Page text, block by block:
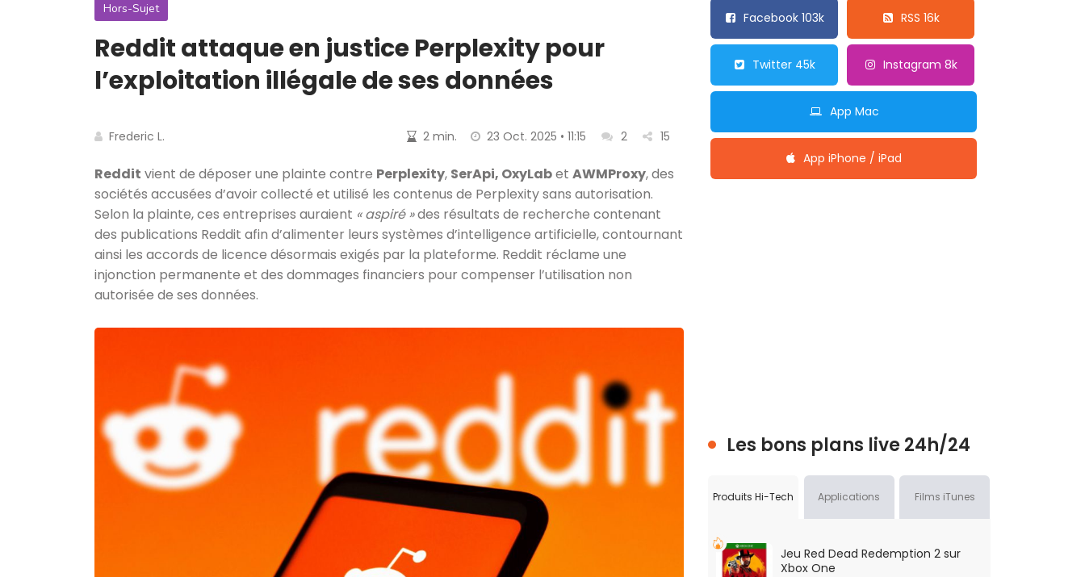
Hors-Sujet
Reddit attaque en justice Perplexity pour
l’exploitation illégale de ses données
Frederic L. 2 min. 23 Oct. 2025 • 11:15 2 15
Reddit vient de déposer une plainte contre Perplexity, SerApi, OxyLabet AWMProxy, des
sociétés accusées d’avoir collecté et utilisé les contenus de Perplexity sans autorisation.
Selon la plainte, ces entreprises auraient « aspiré »des résultats de recherche contenant
des publications Reddit afin d’alimenter leurs systèmes d’intelligence artificielle, contournant
ainsi les accords de licence désormais exigés par la plateforme. Reddit réclame une
injonction permanente et des dommages financiers pour compenser l’utilisation non
autorisée de ses données.
Facebook 103k RSS 16k
Twitter 45k Instagram 8k
App Mac
App iPhone / iPad
Les bons plans live 24h/24
Produits Hi-Tech Applications Films iTunes
Jeu Red Dead Redemption 2 sur
Xbox One